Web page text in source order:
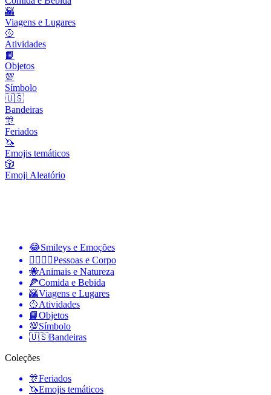
🌇
Viagens e Lugares
🥎
Atividades
📙
Objetos
💯
Símbolo
🇺🇸
Bandeiras
🎊
Feriados
🦄
Emojis temáticos
🎲
Emoji Aleatório
😂Smileys e Emoções
👩‍❤️‍💋‍👨Pessoas e Corpo
🐝Animais e Natureza
🍕Comida e Bebida
🌇Viagens e Lugares
🥎Atividades
📙Objetos
💯Símbolo
🇺🇸Bandeiras
Coleções
🎊Feriados
🦄Emojis temáticos